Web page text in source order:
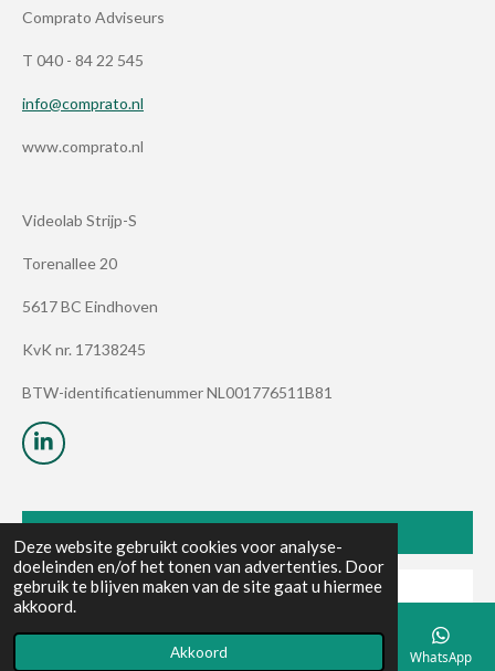
Deze website gebruikt cookies voor analyse-
doeleinden en/of het tonen van advertenties. Door
gebruik te blijven maken van de site gaat u hiermee
akkoord.
Akkoord
Comprato Adviseurs
T 040 - 84 22 545
info@comprato.nl
www.comprato.nl
Videolab Strijp-S
Torenallee 20
5617 BC Eindhoven
KvK nr. 17138245
BTW-identificatienummer NL001776511B81
L
i
k
d
I
n
Privacy Verklaring
Algemene Voorwaarden
Telefoonnummer WhatsApp